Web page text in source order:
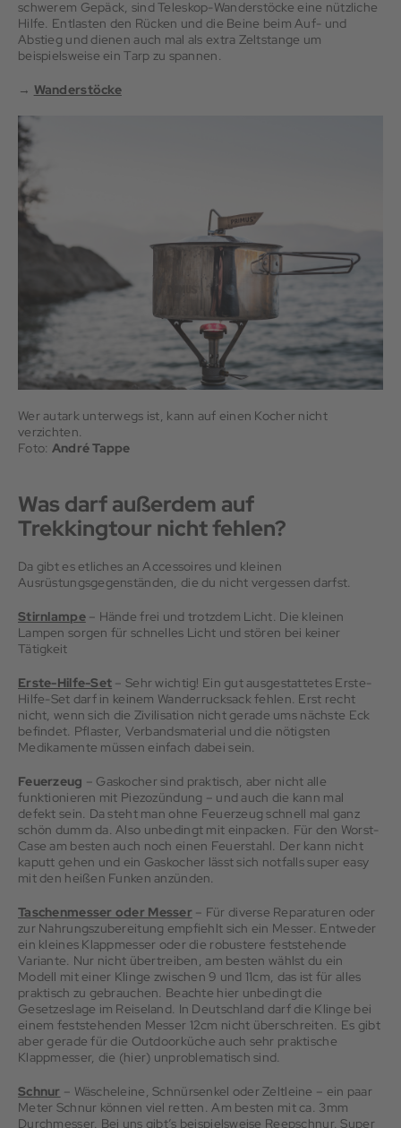
schwerem Gepäck, sind Teleskop-Wanderstöcke eine nützliche
Hilfe. Entlasten den Rücken und die Beine beim Auf- und
Abstieg und dienen auch mal als extra Zeltstange um
beispielsweise ein Tarp zu spannen.
→ Wanderstöcke
Wer autark unterwegs ist, kann auf einen Kocher nicht
verzichten.
Foto: André Tappe
Was darf außerdem auf
Trekkingtour nicht fehlen?
Da gibt es etliches an Accessoires und kleinen
Ausrüstungsgegenständen, die du nicht vergessen darfst.
Stirnlampe– Hände frei und trotzdem Licht. Die kleinen
Lampen sorgen für schnelles Licht und stören bei keiner
Tätigkeit
Erste-Hilfe-Set – Sehr wichtig! Ein gut ausgestattetes Erste-
Hilfe-Set darf in keinem Wanderrucksack fehlen. Erst recht
nicht, wenn sich die Zivilisation nicht gerade ums nächste Eck
befindet. Pflaster, Verbandsmaterial und die nötigsten
Medikamente müssen einfach dabei sein.
Feuerzeug – Gaskocher sind praktisch, aber nicht alle
funktionieren mit Piezozündung – und auch die kann mal
defekt sein. Da steht man ohne Feuerzeug schnell mal ganz
schön dumm da. Also unbedingt mit einpacken. Für den Worst-
Case am besten auch noch einen Feuerstahl. Der kann nicht
kaputt gehen und ein Gaskocher lässt sich notfalls super easy
mit den heißen Funken anzünden.
Taschenmesser oder Messer – Für diverse Reparaturen oder
zur Nahrungszubereitung empfiehlt sich ein Messer. Entweder
ein kleines Klappmesser oder die robustere feststehende
Variante. Nur nicht übertreiben, am besten wählst du ein
Modell mit einer Klinge zwischen 9 und 11cm, das ist für alles
praktisch zu gebrauchen. Beachte hier unbedingt die
Gesetzeslage im Reiseland. In Deutschland darf die Klinge bei
einem feststehenden Messer 12cm nicht überschreiten. Es gibt
aber gerade für die Outdoorküche auch sehr praktische
Klappmesser, die (hier) unproblematisch sind.
Schnur – Wäscheleine, Schnürsenkel oder Zeltleine – ein paar
Meter Schnur können viel retten. Am besten mit ca. 3mm
Durchmesser. Bei uns gibt’s beispielsweise Reepschnur. Super